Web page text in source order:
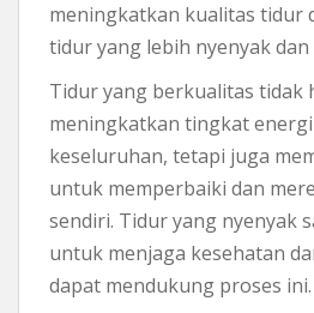
meningkatkan kualitas tidur
tidur yang lebih nyenyak
Tidur yang berkualitas tidak
meningkatkan tingkat energi
keseluruhan, tetapi juga
untuk memperbaiki dan
sendiri. Tidur yang nyenyak
untuk menjaga kesehatan
dapat mendukung proses ini.